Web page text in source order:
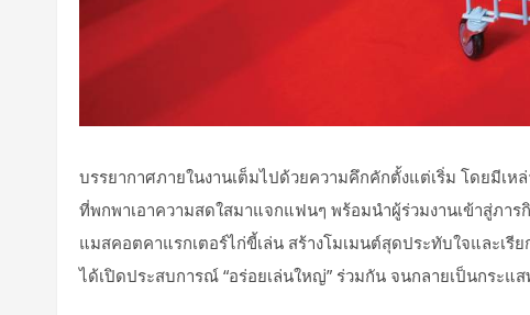
บรรยากาศภายในงานเต็มไปด้วยความคึกคักตั้งแต่เริ่ม โดยมีเ
ที่พกพาเอาความสดใสมาแจกแฟนๆ พร้อมนำผู้ร่วมงานเข้าสู่ภา
แมสคอตคาแรกเตอร์ไก่ขี้เล่น สร้างโมเมนต์สุดประทับใจและเ
ได้เปิดประสบการณ์ “อร่อยเล่นใหญ่” ร่วมกัน จนกลายเป็นกระแ